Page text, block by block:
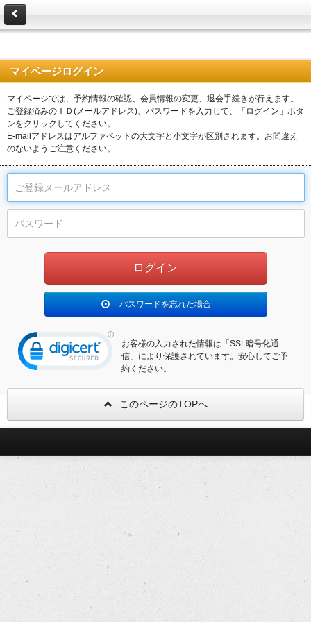
マイページログイン
マイページでは、予約情報の確認、会員情報の変更、退会手続きが行えます。
ご登録済みのＩＤ(メールアドレス)、パスワードを入力して、「ログイン」ボタ
ンをクリックしてください。
E-mailアドレスはアルファベットの大文字と小文字が区別されます。お間違え
のないようご注意ください。
パスワードを忘れた場合
お客様の入力された情報は「SSL暗号化通
信」により保護されています。安心してご予
約ください。
このページのTOPへ